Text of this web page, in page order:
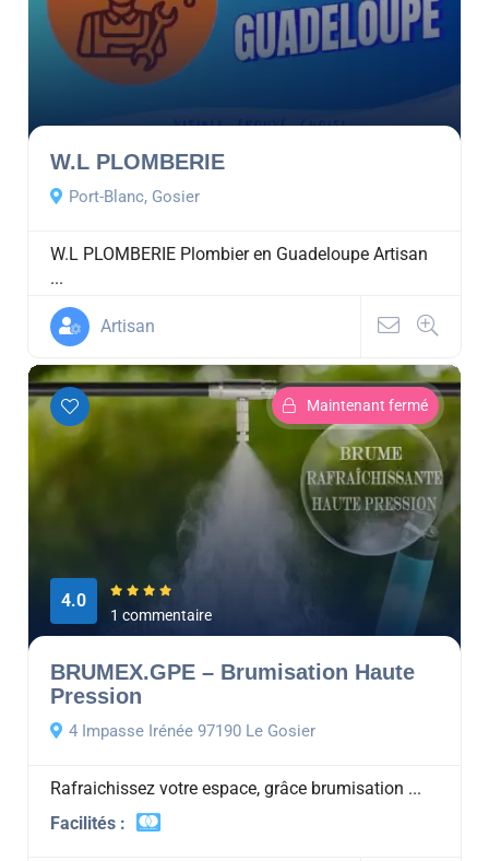
W.L PLOMBERIE
Port-Blanc, Gosier
W.L PLOMBERIE Plombier en Guadeloupe Artisan
...
Artisan
Maintenant fermé
4.0
1 commentaire
BRUMEX.GPE – Brumisation Haute
Pression
4 Impasse Irénée 97190 Le Gosier
Rafraichissez votre espace, grâce brumisation ...
Facilités :